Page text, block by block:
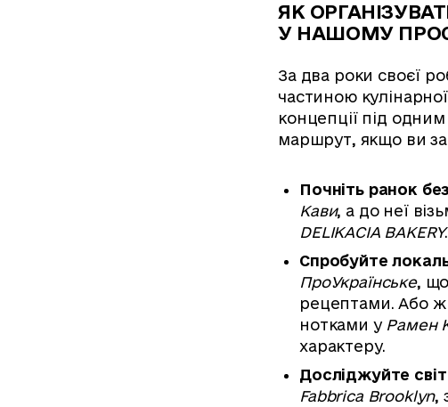
ЯК
У НАШОМУ
За два роки своєї
частиною
концепції під
маршрут, якщо ви
Почніть ранок
Кави, а до неї
DELIKACIA BAKERY.
Спробуйте
ПроУкраїнське,
рецептами. Або ж
нотками у Рамен
характеру.
Досліджуйте
Fabbrica Brooklyn,